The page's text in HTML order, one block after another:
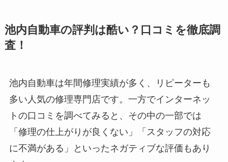
池内自動車の評判は酷い？口コミを徹底調
査！
池内自動車は年間修理実績が多く、リピーターも
多い人気の修理専門店です。一方でインターネッ
トの口コミを調べてみると、その中の一部では
「修理の仕上がりが良くない」「スタッフの対応
に不満がある」といったネガティブな評価もあり